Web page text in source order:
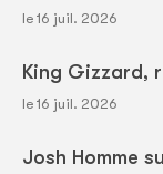
le 16 juil. 2026
King Gizzard,
le 16 juil. 2026
Josh Homme